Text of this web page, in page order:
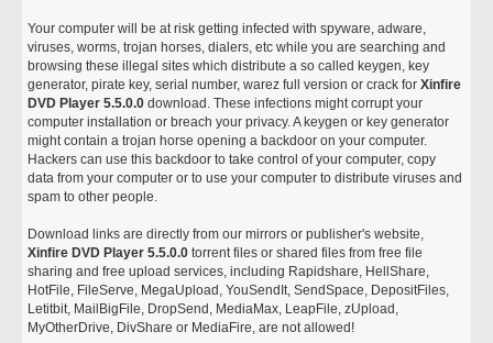
Your computer will be at risk getting infected with spyware, adware,
viruses, worms, trojan horses, dialers, etc while you are searching and
browsing these illegal sites which distribute a so called keygen, key
generator, pirate key, serial number, warez full version or crack forXinfire
DVD Player 5.5.0.0 download. These infections might corrupt your
computer installation or breach your privacy. A keygen or key generator
might contain a trojan horse opening a backdoor on your computer.
Hackers can use this backdoor to take control of your computer, copy
data from your computer or to use your computer to distribute viruses and
spam to other people.
Download links are directly from our mirrors or publisher's website,
Xinfire DVD Player 5.5.0.0 torrent files or shared files from free file
sharing and free upload services, including Rapidshare, HellShare,
HotFile, FileServe, MegaUpload, YouSendIt, SendSpace, DepositFiles,
Letitbit, MailBigFile, DropSend, MediaMax, LeapFile, zUpload,
MyOtherDrive, DivShare or MediaFire, are not allowed!